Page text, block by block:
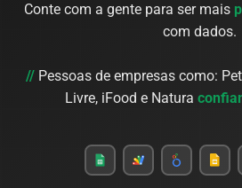
Conte com a gente para ser mais
com dados.
//Pessoas de empresas como:
Livre, iFood e Natura